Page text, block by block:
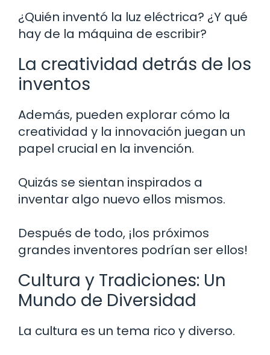
¿Quién inventó la luz eléctrica? ¿Y qué
hay de la máquina de escribir?
La creatividad detrás de los
inventos
Además, pueden explorar cómo la
creatividad y la innovación juegan un
papel crucial en la invención.
Quizás se sientan inspirados a
inventar algo nuevo ellos mismos.
Después de todo, ¡los próximos
grandes inventores podrían ser ellos!
Cultura y Tradiciones: Un
Mundo de Diversidad
La cultura es un tema rico y diverso.